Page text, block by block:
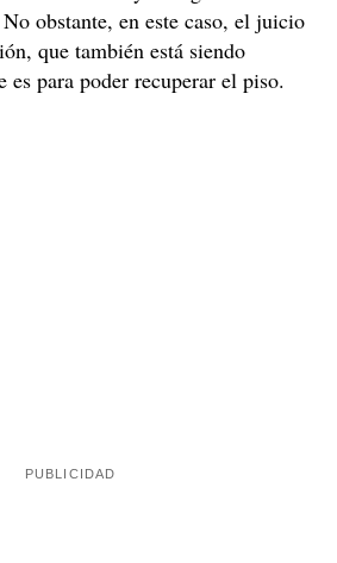
obstante, en este caso, el juicio
que también está siendo
es para poder recuperar el piso.